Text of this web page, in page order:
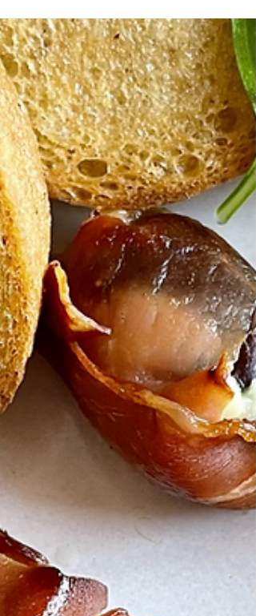
Alternative mit Hähnchen, Avocado und
Mozzarella. Probiere jetzt Selbstgemachte
Spinatwraps!